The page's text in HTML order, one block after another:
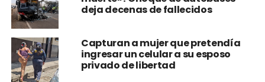
deja decenas de fallecidos
Capturan a mujer que pretendía
ingresar un celular a su esposo
privado de libertad